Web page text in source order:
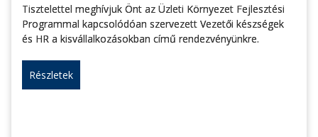
Tisztelettel meghívjuk Önt az Üzleti Környezet Fejlesztési
Programmal kapcsolódóan szervezett Vezetői készségek
és HR a kisvállalkozásokban című rendezvényünkre.
Részletek